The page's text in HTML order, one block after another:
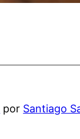
por Santiago